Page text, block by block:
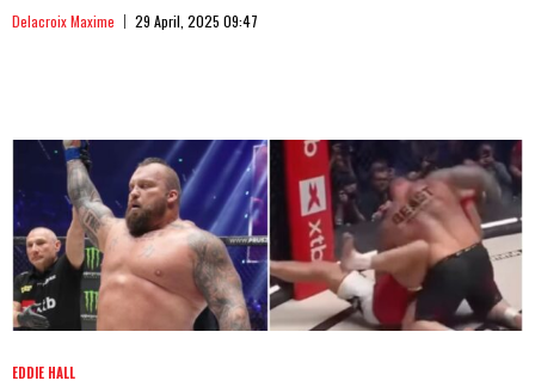
Delacroix Maxime 29 April, 2025 09:47
EDDIE HALL